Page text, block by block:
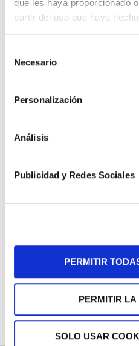
que les haya proporcionado
partir del uso que haya
Necesario
Personalización
Análisis
Publicidad y Redes Sociales
PERMITIR
PERMITIR
SOLO USAR
Especial Guardia Civil
Especial CNP y Policía
Tu Opinión
Dossier de Prensa